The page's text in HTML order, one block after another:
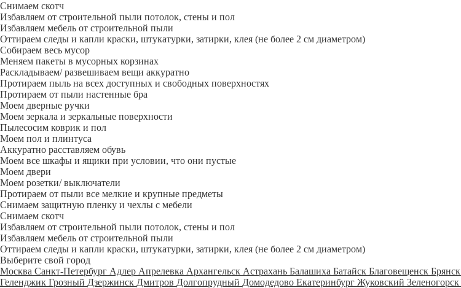
Снимаем скотч
Избавляем от строительной пыли потолок, стены и пол
Избавляем мебель от строительной пыли
Оттираем следы и капли краски, штукатурки, затирки, клея (не более 2 см диаметром)
Собираем весь мусор
Меняем пакеты в мусорных корзинах
Раскладываем/ развешиваем вещи аккуратно
Протираем пыль на всех доступных и свободных поверхностях
Протираем от пыли настенные бра
Моем дверные ручки
Моем зеркала и зеркальные поверхности
Пылесосим коврик и пол
Моем пол и плинтуса
Аккуратно расставляем обувь
Моем все шкафы и ящики при условии, что они пустые
Моем двери
Моем розетки/ выключатели
Протираем от пыли все мелкие и крупные предметы
Снимаем защитную пленку и чехлы с мебели
Снимаем скотч
Избавляем от строительной пыли потолок, стены и пол
Избавляем мебель от строительной пыли
Оттираем следы и капли краски, штукатурки, затирки, клея (не более 2 см диаметром)
Выберите свой город
Москва Санкт-Петербург Адлер Апрелевка Архангельск Астрахань Балашиха Батайск Благовещенск Брянск
Геленджик Грозный Дзержинск Дмитров Долгопрудный Домодедово Екатеринбург Жуковский Зеленогорск